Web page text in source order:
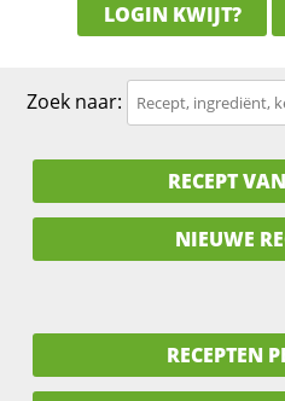
LOGIN KWIJT?
Zoek naar:
RECEPT
NIEUWE
RECEPTEN